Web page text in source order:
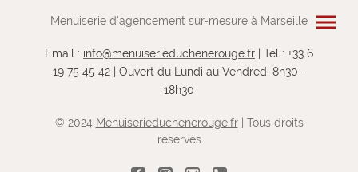
Menuiserie d'agencement sur-mesure à Marseille
Email : info@menuiserieduchenerouge.fr | Tel : +33 6
19 75 45 42 | Ouvert du Lundi au Vendredi 8h30 -
18h30
© 2024 Menuiserieduchenerouge.fr| Tous droits
réservés